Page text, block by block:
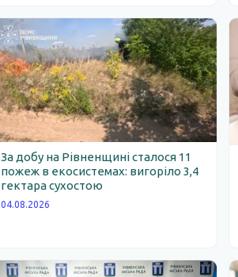
За добу на Рівненщині сталося 11
пожеж в екосистемах: вигоріло 3,4
гектара сухостою
04.08.2026